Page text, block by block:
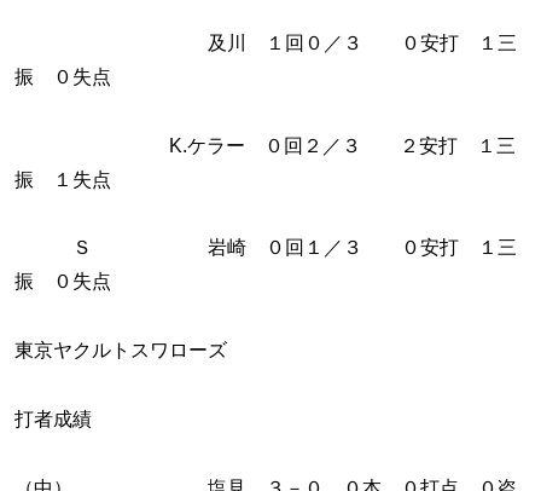
及川 １回０／３ ０安打 １三
振 ０失点
K.ケラー ０回２／３ ２安打 １三
振 １失点
Ｓ 岩崎 ０回１／３ ０安打 １三
振 ０失点
東京ヤクルトスワローズ
打者成績